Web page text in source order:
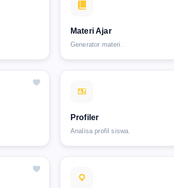
Materi Ajar
Generator materi.
Profiler
Analisa profil siswa.